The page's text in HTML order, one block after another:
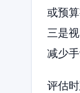
或预
三是
减少
评估